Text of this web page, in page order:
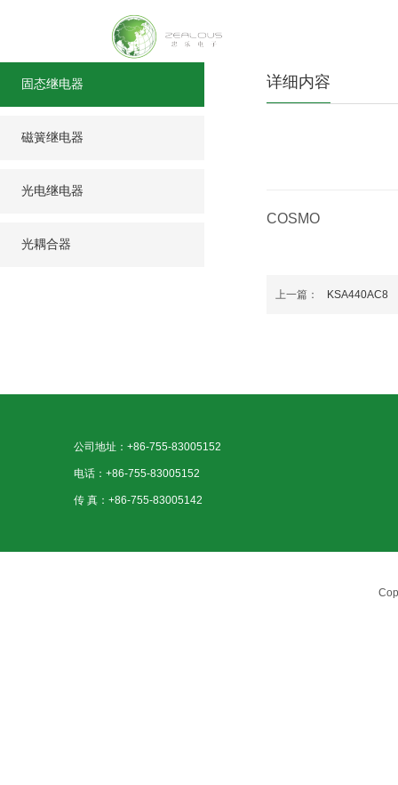
固态继电器
磁簧继电器
光电继电器
光耦合器
详细内容
COSMO
上一篇： KSA440AC8
公司地址：+86-755-83005152
电话：+86-755-83005152
传 真：+86-755-83005142